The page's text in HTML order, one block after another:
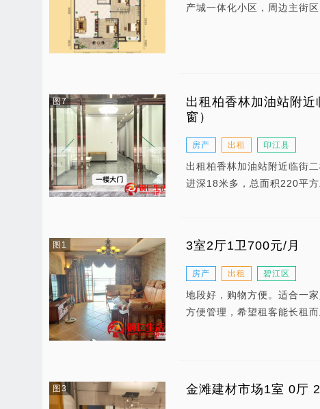
产城一体化小区，周边主街
图7
出租柏香林加油站附
窗）
房产 出租 印江县
出租柏香林加油站附近临街
进深18米多，总面积220平
图1 3室2厅1卫700元/月
房产 出租 碧江区
地段好，购物方便。适合一
方便管理，希望租客能长租
图3 金滩建材市场1室 0厅